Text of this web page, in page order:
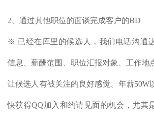
2、通过其他职位的面谈完成客户的BD
※ 已经在库里的候选人，我们电话沟通
信息、薪酬范围、职位汇报对象、工作地
让候选人有被关注的良好感觉。年薪50W
快获得QQ加入和约请见面的机会，尤其